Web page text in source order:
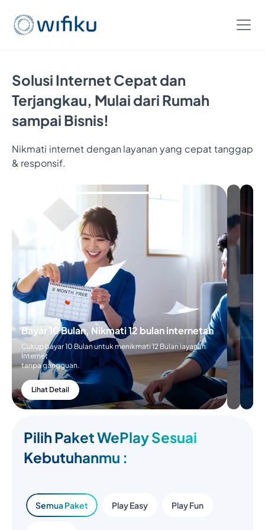
Solusi Internet Cepat dan
Terjangkau, Mulai dari Rumah
sampai Bisnis!
Nikmati internet dengan layanan yang cepat tanggap
& responsif.
Bayar 10 Bulan,
Nikmati 12 bulan
internetan
Cukup bayar 10 Bulan untuk
menikmati 12 Bulan layanan
Internet
tanpa gangguan.
Lihat Detail
Nikmatin 6 Bulan
Cukup Bayar 5 Bulan untuk
menikmati 6 Bulan layanan
internetan
tanpa gangguan
Lihat Detail
Pilih Paket WePlay Sesuai
Kebutuhanmu :
Semua Paket Play Easy Play Fun